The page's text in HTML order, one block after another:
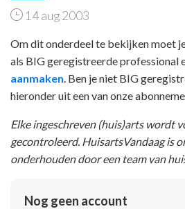
14 aug 2003
Om dit onderdeel te bekijken moet
als BIG geregistreerde professional
aanmaken . Ben je niet BIG
hieronder uit een van onze
Elke ingeschreven (huis)arts wordt
gecontroleerd. HuisartsVandaag is
onderhouden door een team van
Nog geen account